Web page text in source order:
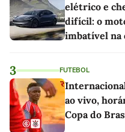
elétrico e
difícil: o
imbatível na
3 FUTEBOL
ao vivo,
Copa do